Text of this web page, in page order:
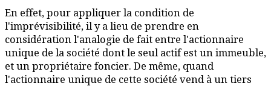
En effet, pour appliquer la condition de
l'imprévisibilité, il y a lieu de prendre en
considération l'analogie de fait entre l'actionnaire
unique de la société dont le seul actif est un immeuble,
et un propriétaire foncier. De même, quand
l'actionnaire unique de cette société vend à un tiers